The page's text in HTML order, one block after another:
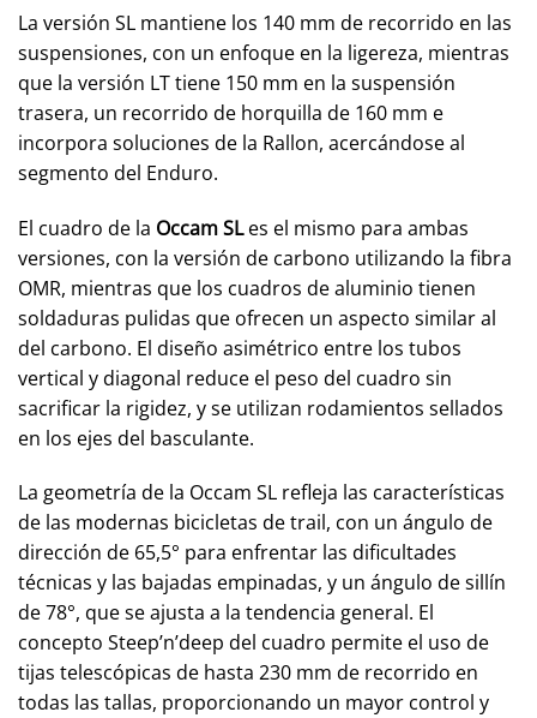
La versión SL mantiene los 140 mm de recorrido en las
suspensiones, con un enfoque en la ligereza, mientras
que la versión LT tiene 150 mm en la suspensión
trasera, un recorrido de horquilla de 160 mm e
incorpora soluciones de la Rallon, acercándose al
segmento del Enduro.
El cuadro de la Occam SLes el mismo para ambas
versiones, con la versión de carbono utilizando la fibra
OMR, mientras que los cuadros de aluminio tienen
soldaduras pulidas que ofrecen un aspecto similar al
del carbono. El diseño asimétrico entre los tubos
vertical y diagonal reduce el peso del cuadro sin
sacrificar la rigidez, y se utilizan rodamientos sellados
en los ejes del basculante.
La geometría de la Occam SL refleja las características
de las modernas bicicletas de trail, con un ángulo de
dirección de 65,5° para enfrentar las dificultades
técnicas y las bajadas empinadas, y un ángulo de sillín
de 78°, que se ajusta a la tendencia general. El
concepto Steep’n’deep del cuadro permite el uso de
tijas telescópicas de hasta 230 mm de recorrido en
todas las tallas, proporcionando un mayor control y